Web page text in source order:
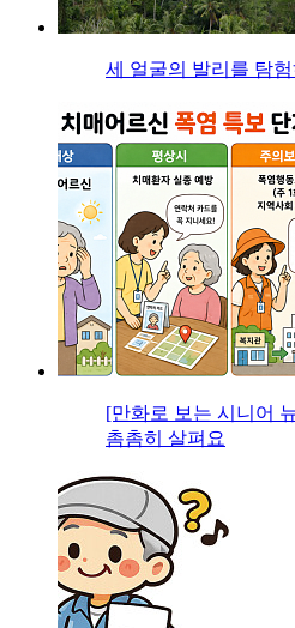
세 얼굴의 발리를 탐
[만화로 보는 시니어
촘촘히 살펴요